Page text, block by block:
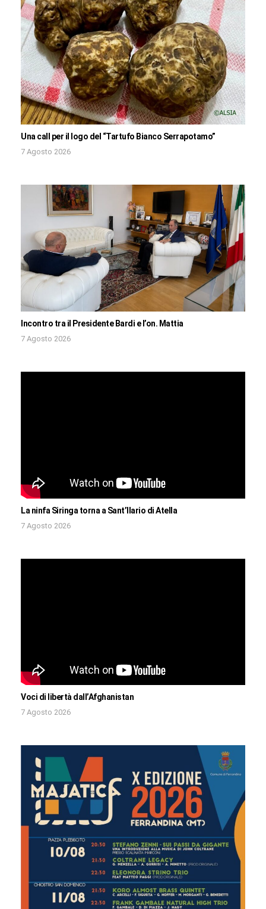
Una call per il logo del “Tartufo Bianco Serrapotamo”
7 Agosto 2026
Incontro tra il Presidente Bardi e l’on. Mattia
7 Agosto 2026
La ninfa Siringa torna a Sant’Ilario di Atella
7 Agosto 2026
Voci di libertà dall’Afghanistan
7 Agosto 2026